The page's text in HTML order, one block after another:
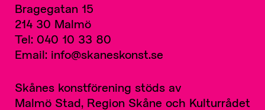
Bragegatan 15
214 30 Malmö
Tel: 040 10 33 80
Email: info@skaneskonst.se
Skånes konstförening stöds av
Malmö Stad, Region Skåne och Kulturrådet